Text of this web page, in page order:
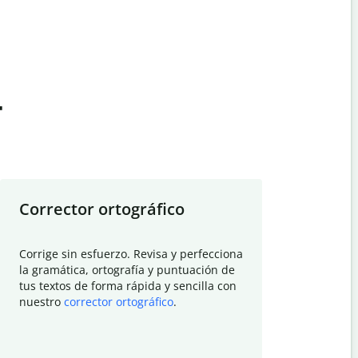
Corrector ortográfico
Corrige sin esfuerzo. Revisa y perfecciona
la gramática, ortografía y puntuación de
tus textos de forma rápida y sencilla con
nuestro corrector ortográfico.